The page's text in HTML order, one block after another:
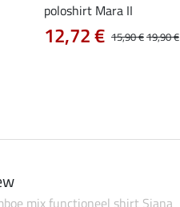
poloshirt Mara II
15,90 €19,90 €
12,72 €
mix functioneel shirt Sjana